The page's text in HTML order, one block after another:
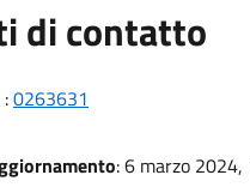
di contatto
:0263631
: 6 marzo 2024,